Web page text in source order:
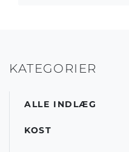
KATEGORIER
ALLE INDLÆG
KOST